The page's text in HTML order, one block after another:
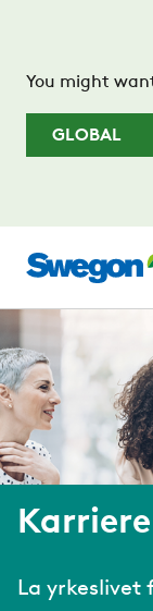
You might
GLOBAL
La yrkeslivet